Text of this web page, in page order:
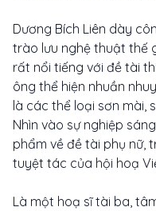
Dương Bích Liên dày
trào lưu nghệ thuật thế
rất nổi tiếng với đề tài
ông thể hiện nhuần
là các thể loại sơn mài,
Nhìn vào sự nghiệp
phẩm về đề tài phụ nữ,
tuyệt tác của hội hoạ
Là một hoạ sĩ tài ba,